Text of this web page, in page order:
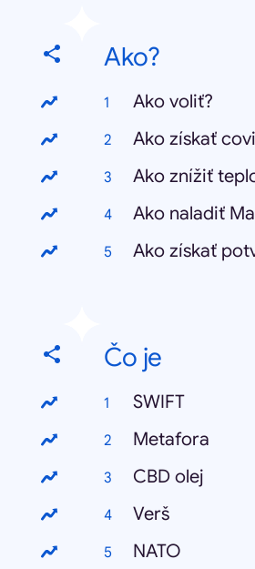
Ako?
Ako voliť?
Ako získať
Ako znížiť
Ako naladiť
Ako získať
Čo je
SWIFT
Metafora
CBD olej
Verš
NATO